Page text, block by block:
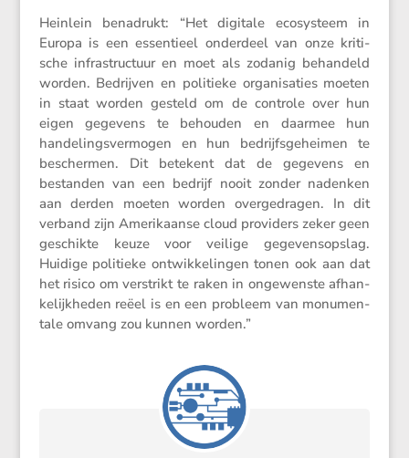
Heinlein benadrukt: “Het digitale ecosys­teem in
Europa is een essen­tieel onder­deel van onze kriti­
sche infra­struc­tuur en moet als zodanig behan­deld
worden. Bedrijven en politieke organi­sa­ties moeten
in staat worden gesteld om de controle over hun
eigen gegevens te behouden en daarmee hun
hande­lings­ver­mogen en hun bedrijfs­ge­heimen te
beschermen. Dit betekent dat de gegevens en
bestanden van een bedrijf nooit zonder nadenken
aan derden moeten worden overge­dragen. In dit
verband zijn Ameri­kaanse cloud provi­ders zeker geen
geschikte keuze voor veilige gegevens­op­slag.
Huidige politieke ontwik­ke­lingen tonen ook aan dat
het risico om verstrikt te raken in ongewenste afhan­
ke­lijk­heden reëel is en een probleem van monumen­
tale omvang zou kunnen worden.”